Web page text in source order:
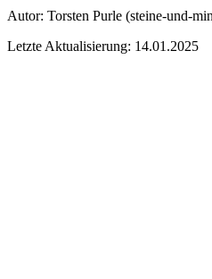
Autor: Torsten Purle (steine-und-
Letzte Aktualisierung: 14.01.2025